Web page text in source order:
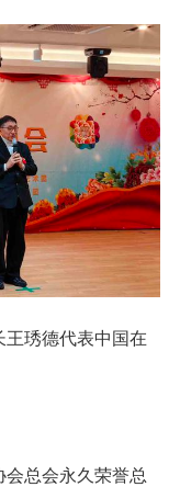
王琇德代表中国在
总会永久荣誉总